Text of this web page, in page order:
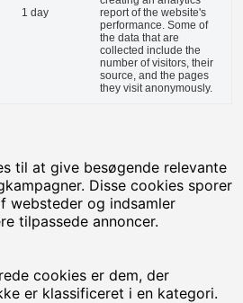
1 day
report of the website's
performance. Some of
the data that are
collected include the
number of visitors, their
source, and the pages
they visit anonymously.
til at give besøgende relevante
Disse cookies sporer
websteder og indsamler
tilpassede annoncer.
cookies er dem, der
er klassificeret i en kategori.